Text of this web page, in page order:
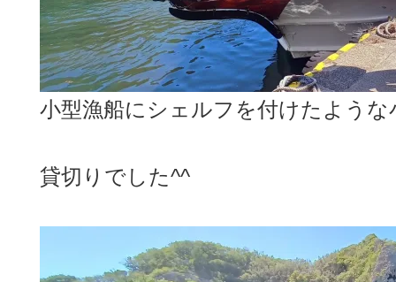
小型漁船にシェルフを付けたような
貸切りでした^^